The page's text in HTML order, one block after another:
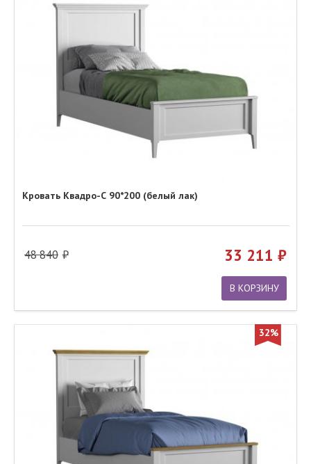
Кровать Квадро-С 90*200 (белый лак)
48 840 33 211
В КОРЗИНУ
32%